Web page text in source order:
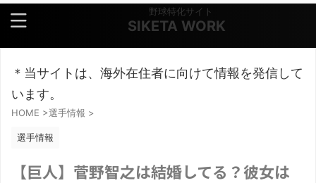
野球特化サイト
SIKETA WORK
＊当サイトは、海外在住者に向けて情報を発信して
います。
HOME >選手情報 >
選手情報
【巨人】菅野智之は結婚してる？彼女は